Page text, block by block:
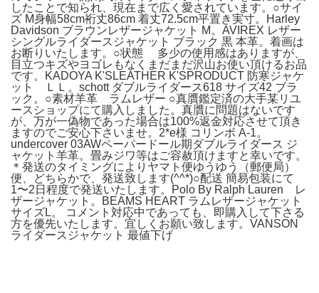
したことで知られ、現在まで広く愛されています。○サイ
ズ M身幅58cm裄丈86cm 着丈72.5cm平置き実寸。Harley
Davidson ブラウンレザージャケット M。AVIREX レザー
シングルライダースジャケット ブラック 黒 本革。着画は
お断りいたします。○状態 多少の使用感はありますが、
目立つキズやヨゴレもなくまだまだ沢山お使い頂けるお品
です。KADOYA K'SLEATHER K'SPRODUCT 防寒ジャケ
ット ＬＬ。schott ダブルライダース618 サイズ42 ブラ
ック。○素材羊革 ラムレザー ○真贋鑑定済の大手某リユ
ースショップにて購入しました。真贋に問題はないです
が、万が一偽物であった場合は100%返金対応させて頂き
ますのでご安心下さいませ。2*e様 コリンボ A-1。
undercover 03AWペーパードール期ダブルライダース ジ
ャケット羊革。畳みジワ等はご容赦頂けますと幸いです。
＊発送のタイミングによりヤマト便ゆうゆう（郵便局）
便、どちらかで、発送致します(^^*)○配送 簡易包装にて
1〜2日程度で発送いたします。Polo By Ralph Lauren レ
ザージャケット。BEAMS HEART ラムレザージャケット
サイズL。 コメント対応中であっても、即購入して下さる
方を優先いたします。宜しくお願い致します。VANSON
ライダースジャケット 最値下げ